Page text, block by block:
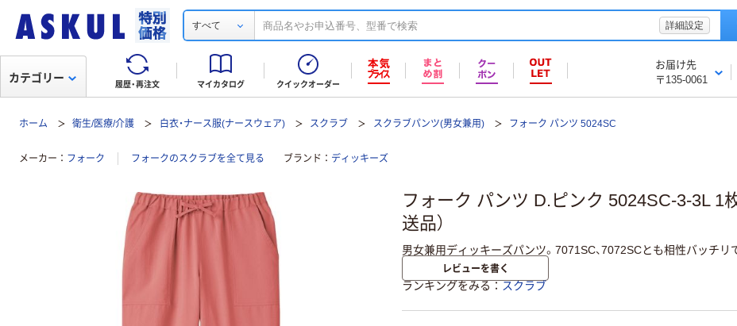
すべて 詳細設定
履歴・再注文 マイカタログ クイックオーダー
お届け先
〒135-0061
カテゴリー
ホーム 衛生/医療/介護 白衣・ナース服(ナースウェア) スクラブ スクラブパンツ(男女兼用) フォーク パンツ 5024SC
メーカー フォーク フォークのスクラブを全て見る ブランド ディッキーズ
フォーク パンツ D.ピンク 5024SC-3-3L 1
送品）
男女兼用ディッキーズパンツ。7071SC、7072SCとも相性バッチリ
レビューを書く
ランキングをみる スクラブ